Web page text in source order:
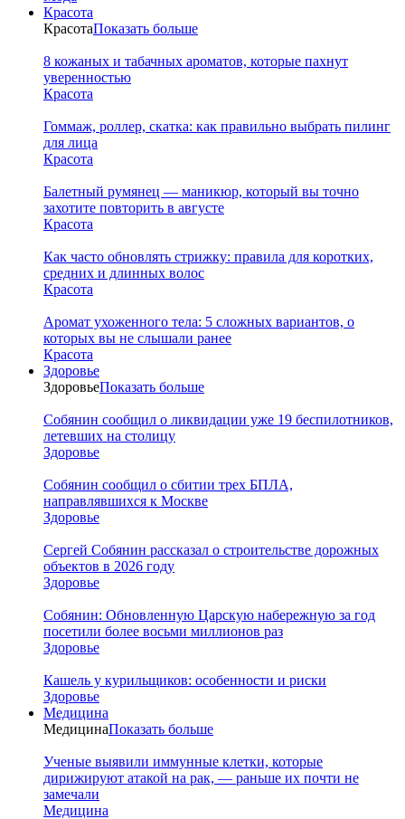
Красота
КрасотаПоказать больше
8 кожаных и табачных ароматов, которые пахнут
уверенностью
Красота
Гоммаж, роллер, скатка: как правильно выбрать пилинг
для лица
Красота
Балетный румянец — маникюр, который вы точно
захотите повторить в августе
Красота
Как часто обновлять стрижку: правила для коротких,
средних и длинных волос
Красота
Аромат ухоженного тела: 5 сложных вариантов, о
которых вы не слышали ранее
Красота
Здоровье
ЗдоровьеПоказать больше
Собянин сообщил о ликвидации уже 19 беспилотников,
летевших на столицу
Здоровье
Собянин сообщил о сбитии трех БПЛА,
направлявшихся к Москве
Здоровье
Сергей Собянин рассказал о строительстве дорожных
объектов в 2026 году
Здоровье
Собянин: Обновленную Царскую набережную за год
посетили более восьми миллионов раз
Здоровье
Кашель у курильщиков: особенности и риски
Здоровье
Медицина
МедицинаПоказать больше
Ученые выявили иммунные клетки, которые
дирижируют атакой на рак, — раньше их почти не
замечали
Медицина